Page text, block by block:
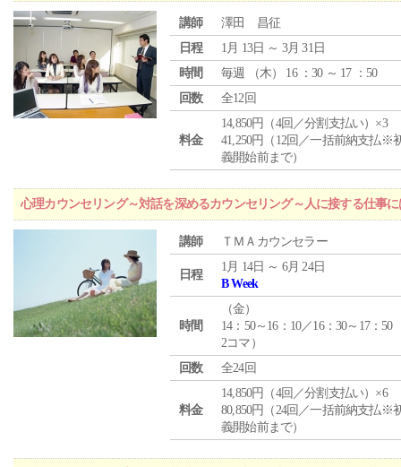
講師
澤田 昌征
日程
1月 13日 ～ 3月 31日
時間
毎週 （木） 16 ：30 ～ 17 ：50
回数
全12回
料金
14,850円（4回／分割支払い）×3
41,250円（12回／一括前納支払※
義開始前まで）
心理カウンセリング～対話を深めるカウンセリング～人に接する仕事
講師 ＴＭＡカウンセラー
日程
1月 14日 ～ 6月 24日
B Week
時間
（金）
14：50～16：10／16：30～17：50
2コマ）
回数
全24回
料金
14,850円（4回／分割支払い）×6
80,850円（24回／一括前納支払※
義開始前まで）